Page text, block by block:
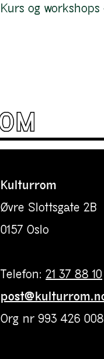
Kurs og workshops
Kulturrom
Øvre Slottsgate 2B
0157 Oslo
Telefon: 21 37 88 10
Org nr 993 426 008